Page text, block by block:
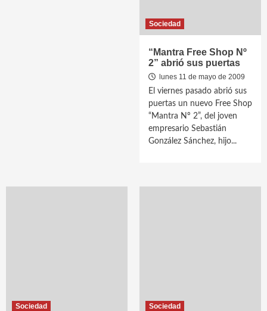
Sociedad
“Mantra Free Shop Nº
2” abrió sus puertas
lunes 11 de mayo de 2009
El viernes pasado abrió sus
puertas un nuevo Free Shop
“Mantra Nº 2”, del joven
empresario Sebastián
González Sánchez, hijo...
Sociedad Sociedad